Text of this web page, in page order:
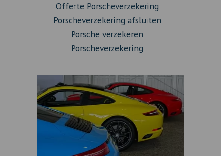
Offerte Porscheverzekering
Porscheverzekering afsluiten
Porsche verzekeren
Porscheverzekering